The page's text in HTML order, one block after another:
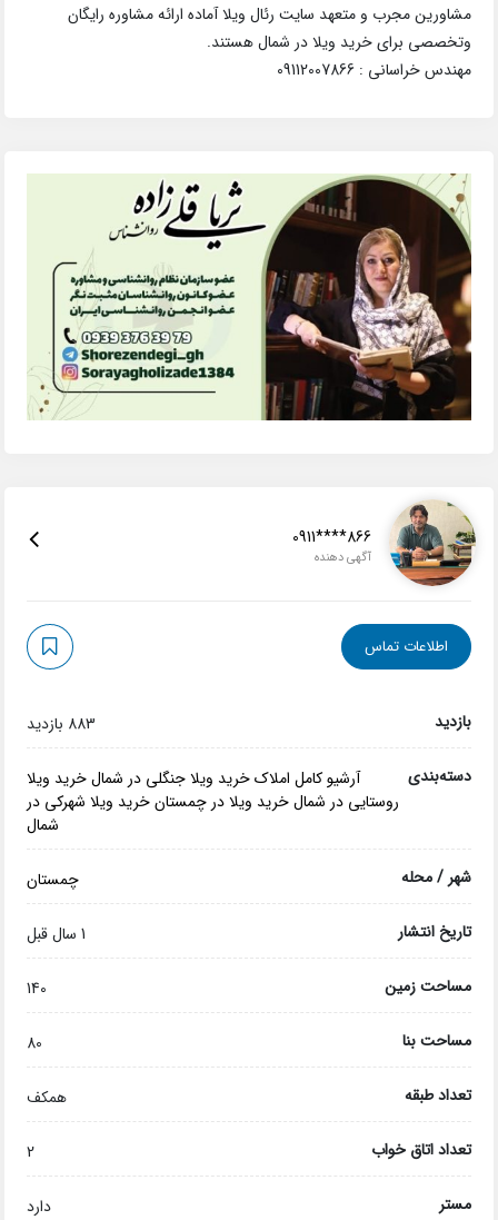
مشاورین مجرب و متعهد سایت رئال ویلا آماده ارائه مشاوره رایگان
وتخصصی برای خرید ویلا در شمال هستند.
مهندس خراسانی : 09112007866
0911****866
آگهی دهنده
اطلاعات تماس
بازدید 883 بازدید
دسته‌بندی آرشیو کامل املاک خرید ویلا جنگلی در شمال خرید ویلا
روستایی در شمال خرید ویلا در چمستان خرید ویلا شهرکی در
شمال
شهر / محله چمستان
تاریخ انتشار 1 سال قبل
مساحت زمین 140
مساحت بنا 80
تعداد طبقه همکف
تعداد اتاق خواب 2
مستر دارد